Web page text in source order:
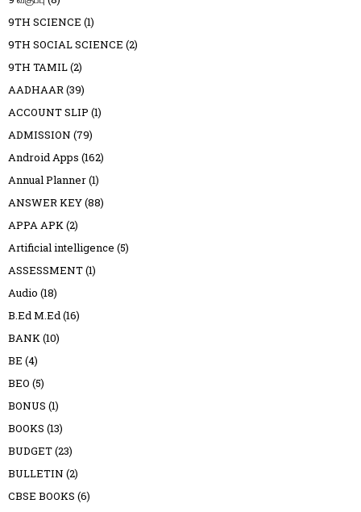
9TH SCIENCE (1)
9TH SOCIAL SCIENCE (2)
9TH TAMIL(2)
AADHAAR(39)
ACCOUNT SLIP (1)
ADMISSION (79)
Android Apps (162)
Annual Planner(1)
ANSWER KEY(88)
APPA APK(2)
Artificial intelligence (5)
ASSESSMENT(1)
Audio (18)
B.Ed M.Ed(16)
BANK(10)
BE (4)
BEO (5)
BONUS (1)
BOOKS (13)
BUDGET(23)
BULLETIN (2)
CBSE BOOKS (6)